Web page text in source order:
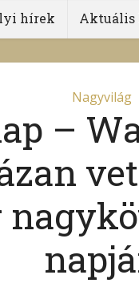
hírek Aktuális
Nagyvilág
–